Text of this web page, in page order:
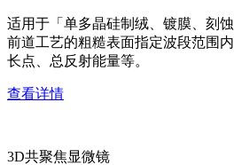
适用于「单多晶硅制绒、镀膜、刻
前道工艺的粗糙表面指定波段范围
长点、总反射能量等。
查看详情
3D共聚焦显微镜